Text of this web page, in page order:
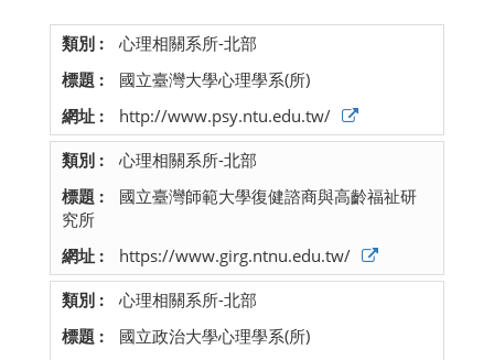
心理相關系所-北部
國立臺灣大學心理學系(所)
http://www.psy.ntu.edu.tw/
心理相關系所-北部
國立臺灣師範大學復健諮商與高齡福祉研
究所
https://www.girg.ntnu.edu.tw/
心理相關系所-北部
國立政治大學心理學系(所)